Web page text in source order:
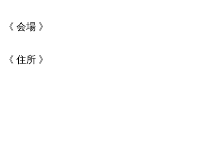
《 会場 》
《 住所 》